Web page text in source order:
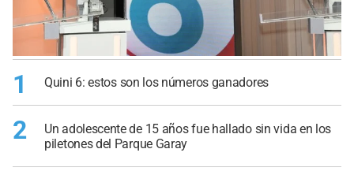
1 Quini 6: estos son los números ganadores
2
Un adolescente de 15 años fue hallado sin vida en los
piletones del Parque Garay